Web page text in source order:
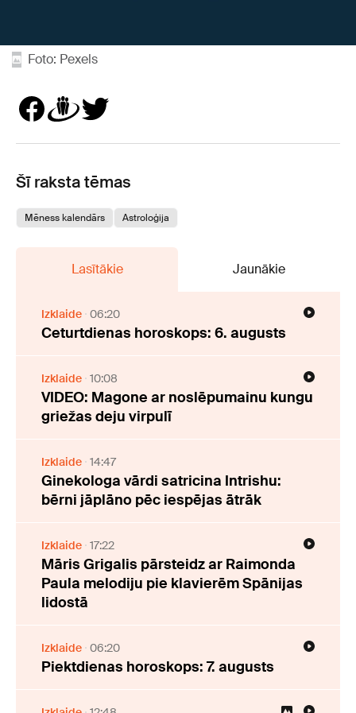
Foto: Pexels
Šī raksta tēmas
Mēness kalendārs Astroloģija
Lasītākie Jaunākie
Izklaide 06:20
Ceturtdienas horoskops: 6. augusts
Izklaide 10:08
VIDEO: Magone ar noslēpumainu kungu
griežas deju virpulī
Izklaide 14:47
Ginekologa vārdi satricina Intrishu:
bērni jāplāno pēc iespējas ātrāk
Izklaide 17:22
Māris Grigalis pārsteidz ar Raimonda
Paula melodiju pie klavierēm Spānijas
lidostā
Izklaide 06:20
Piektdienas horoskops: 7. augusts